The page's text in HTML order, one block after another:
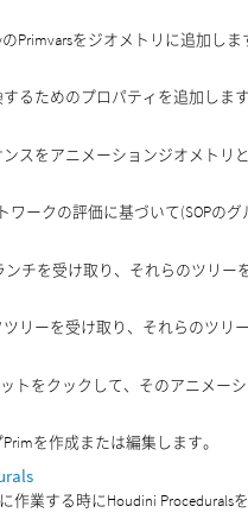
Primvarsをジオメトリに追加しま
るためのプロパティを追加します
スをアニメーションジオメトリと
トワークの評価に基づいて(SOP
チを受け取り、それらのツリー
リーを受け取り、それらのツリ
トをクックして、そのアニメー
を作成または編集します。
作業する時にHoudini Procedurals